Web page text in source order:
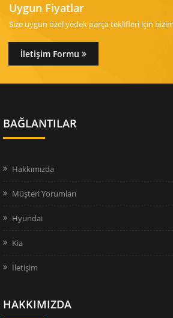
Uygun Fiyatlar
Size uygun özel yedek parça teklifleri için
İletişim Formu
BAĞLANTILAR
Hakkımızda
Müşteri Yorumları
Hyundai
Kia
İletişim
HAKKIMIZDA